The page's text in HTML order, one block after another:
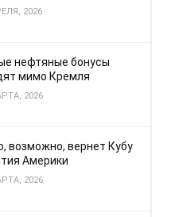
2026
нефтяные бонусы
мимо Кремля
2026
возможно, вернет Кубу
Америки
2026